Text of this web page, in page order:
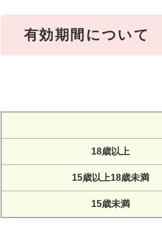
有効期間について
18歳以上
15歳以上18歳未満
15歳未満